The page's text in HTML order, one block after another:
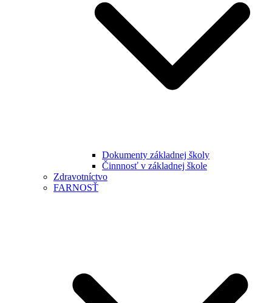
Dokumenty základnej školy
Činnnosť v základnej škole
Zdravotníctvo
FARNOSŤ